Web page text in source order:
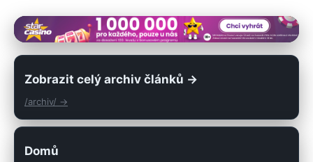
Zobrazit celý archiv článků →
/archiv/ →
Domů